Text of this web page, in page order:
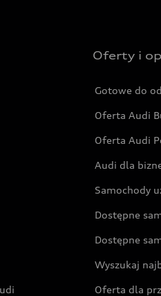
Oferty i
Gotowe do
Oferta Audi
Oferta Audi
Audi dla
Samochody
Dostępne
Dostępne
Wyszukaj
Oferta dla